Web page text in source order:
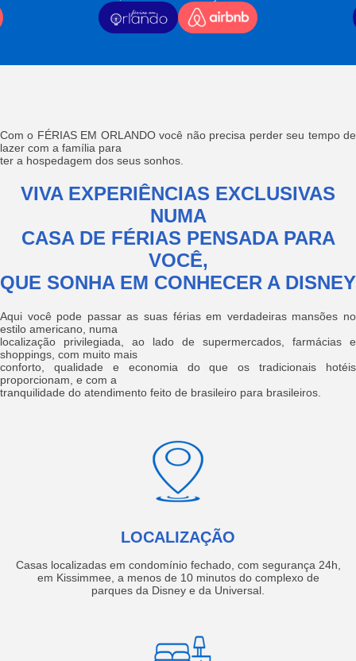
Com o FÉRIAS EM ORLANDO você não precisa perder seu tempo de
lazer com a família para
ter a hospedagem dos seus sonhos.
VIVA EXPERIÊNCIAS EXCLUSIVAS
NUMA
CASA DE FÉRIAS PENSADA PARA
VOCÊ,
QUE SONHA EM CONHECER A DISNEY
Aqui você pode passar as suas férias em verdadeiras mansões no
estilo americano, numa
localização privilegiada, ao lado de supermercados, farmácias e
shoppings, com muito mais
conforto, qualidade e economia do que os tradicionais hotéis
proporcionam, e com a
tranquilidade do atendimento feito de brasileiro para brasileiros.
LOCALIZAÇÃO
Casas localizadas em condomínio fechado, com segurança 24h,
em Kissimmee, a menos de 10 minutos do complexo de
parques da Disney e da Universal.